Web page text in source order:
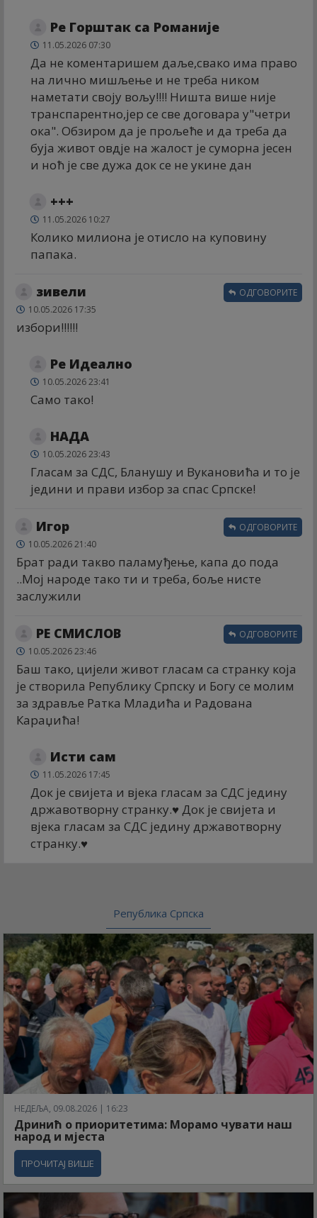
Ре Горштак са Романије
11.05.2026 07:30
Да не коментаришем даље,свако има право
на лично мишљење и не треба ником
наметати своју вољу!!!! Ништа више није
транспарентно,јер се све договара у"четри
ока". Обзиром да је прољеће и да треба да
буја живот овдје на жалост је суморна јесен
и ноћ је све дужа док се не укине дан
+++
11.05.2026 10:27
Колико милиона је отисло на куповину
папака.
зивели
10.05.2026 17:35
избори!!!!!!
ОДГОВОРИТЕ
Ре Идеално
10.05.2026 23:41
Само тако!
НАДА
10.05.2026 23:43
Гласам за СДС, Бланушу и Вукановића и то је
једини и прави избор за спас Српске!
Игор
10.05.2026 21:40
Брат ради такво паламуђење, капа до пода
..Мој народе тако ти и треба, боље нисте
заслужили
ОДГОВОРИТЕ
РЕ СМИСЛОВ
10.05.2026 23:46
Баш тако, цијели живот гласам са странку која
је створила Републику Српску и Богу се молим
за здравље Ратка Младића и Радована
Караџића!
ОДГОВОРИТЕ
Исти сам
11.05.2026 17:45
Док је свијета и вјека гласам за СДС једину
државотворну странку.♥️ Док је свијета и
вјека гласам за СДС једину државотворну
странку.♥️
Република Српска
НЕДЕЉА, 09.08.2026 | 16:23
Дринић о приоритетима: Морамо чувати наш
народ и мјеста
ПРОЧИТАЈ ВИШЕ